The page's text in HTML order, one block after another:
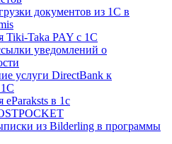
документов из 1С в
Tiki-Taka PAY с 1С
уведомлений о
услуги DirectBank к
eParaksts в 1с
из Bilderling в программы